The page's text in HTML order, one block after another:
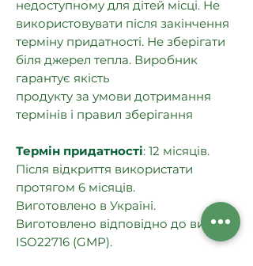
недоступному для дітей місці. Не
використовувати після закінчення
терміну придатності. Не зберігати
біля джерел тепла. Виробник
гарантує якість
продукту за умови дотримання
термінів і правил зберігання
Термін придатності: 12 місяців.
Після відкриття використати
протягом 6 місяців.
Виготовлено в Україні.
Виготовлено відповідно до вимог
ISO22716 (GMP).